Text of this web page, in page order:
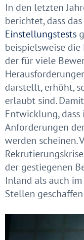
In den letzten
berichtet, dass
Einstellungstests
beispielsweise
der für viele
darstellt, erhöht,
erlaubt sind.
Entwicklung,
Anforderungen
werden scheinen.
der gestiegenen
Inland als auch
Stellen